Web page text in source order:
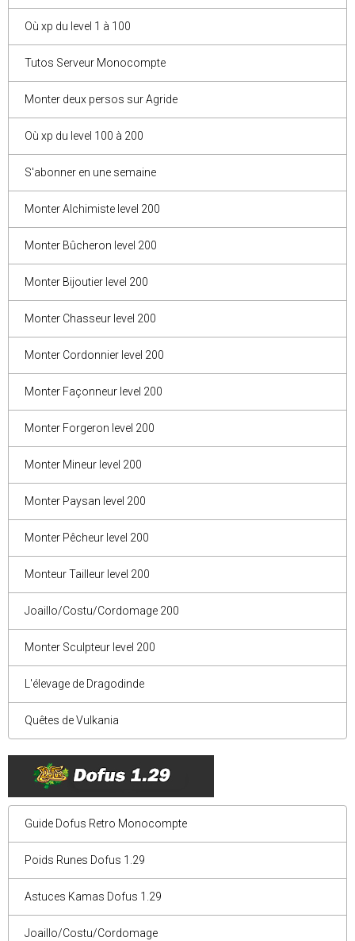
Où xp du level 1 à 100
Tutos Serveur Monocompte
Monter deux persos sur Agride
Où xp du level 100 à 200
S'abonner en une semaine
Monter Alchimiste level 200
Monter Bûcheron level 200
Monter Bijoutier level 200
Monter Chasseur level 200
Monter Cordonnier level 200
Monter Façonneur level 200
Monter Forgeron level 200
Monter Mineur level 200
Monter Paysan level 200
Monter Pêcheur level 200
Monteur Tailleur level 200
Joaillo/Costu/Cordomage 200
Monter Sculpteur level 200
L'élevage de Dragodinde
Quêtes de Vulkania
Guide Dofus Retro Monocompte
Poids Runes Dofus 1.29
Astuces Kamas Dofus 1.29
Joaillo/Costu/Cordomage